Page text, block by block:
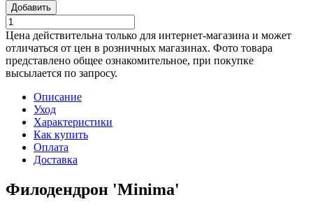
Добавить
Цена действительна только для интернет-магазина и может
отличаться от цен в розничных магазинах. Фото товара
представлено общее ознакомительное, при покупке
высылается по запросу.
Описание
Уход
Характеристики
Как купить
Оплата
Доставка
Филодендрон 'Minima'